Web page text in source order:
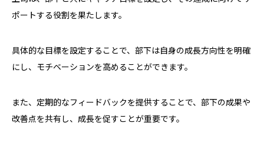
ポートする役割を果たします。
具体的な目標を設定することで、部下は自身の成長方向性を明確
にし、モチベーションを高めることができます。
また、定期的なフィードバックを提供することで、部下の成果や
改善点を共有し、成長を促すことが重要です。